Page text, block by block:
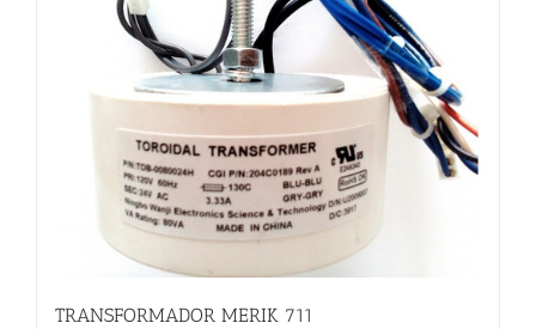
opciones
se
pueden
elegir
en
la
página
de
producto
TRANSFORMADOR MERIK 711